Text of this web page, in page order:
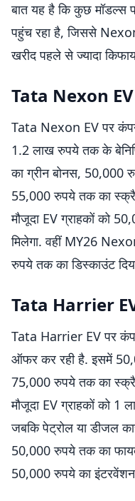
बात यह है कि कुछ
पहुंच रहा है, जिससे
खरीद पहले से ज्यादा
Tata Nexon EV
Tata Nexon EV पर
1.2 लाख रुपये तक के
का ग्रीन बोनस, 50,000
55,000 रुपये तक का
मौजूदा EV ग्राहकों को
मिलेगा. वहीं MY26
रुपये तक का डिस्काउंट
Tata Harrier
Tata Harrier EV पर
ऑफर कर रही है. इसमें
75,000 रुपये तक का
मौजूदा EV ग्राहकों को 1
जबकि पेट्रोल या डीजल
50,000 रुपये तक का
50,000 रुपये का इंटरवेंशन